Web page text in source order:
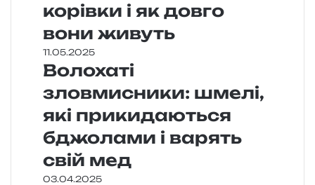
корівки і як довго
вони живуть
11.05.2025
Волохаті
зловмисники: шмелі,
які прикидаються
бджолами і варять
свій мед
03.04.2025